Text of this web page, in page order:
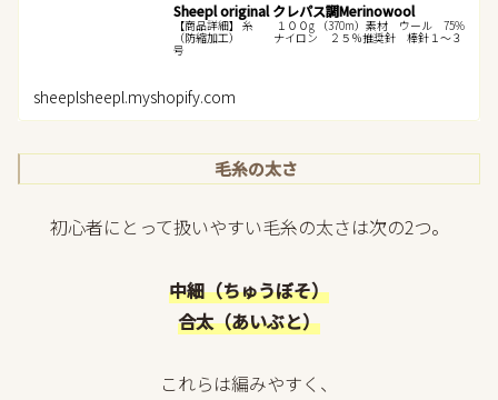
Sheepl original クレパス調Merinowool
【商品詳細】 糸 １００g （370m）素材 ウール 75%
（防縮加工） ナイロン ２５％推奨針 棒針１～３
号
sheeplsheepl.myshopify.com
毛糸の太さ
初心者にとって扱いやすい毛糸の太さは次の2つ。
中細（ちゅうぼそ）
合太（あいぶと）
これらは編みやすく、